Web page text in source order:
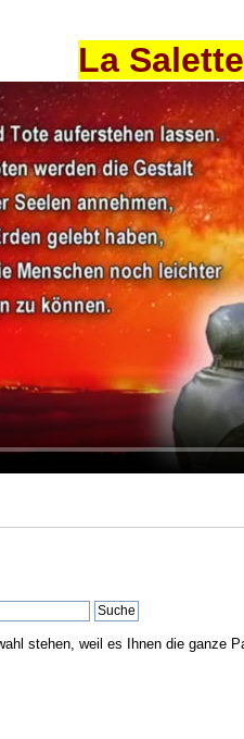
La
stehen, weil es Ihnen die ganze